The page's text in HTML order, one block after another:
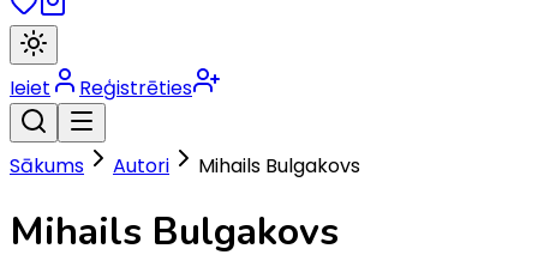
Ieiet Reģistrēties
Sākums Autori Mihails Bulgakovs
Mihails Bulgakovs